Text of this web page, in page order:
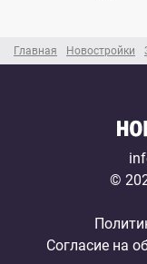
Главная Новостройки
©
Согласие на